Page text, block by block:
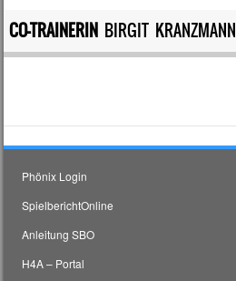
CO-TRAINERIN BIRGIT KRANZMANN
Phönix Login
SpielberichtOnline
Anleitung SBO
H4A – Portal